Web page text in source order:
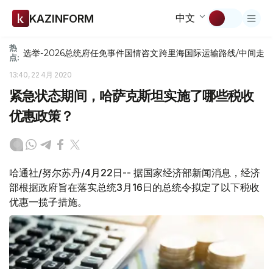
KAZINFORM 中文
热
点: 选举-2026总统府任免事件国情咨文跨里海国际运输路线/中间走廊
13:40, 22 4月 2020
紧急状态期间，哈萨克斯坦实施了哪些税收
优惠政策？
哈通社/努尔苏丹/4月22日-- 据国家经济部新闻消息，经济
部根据政府旨在落实总统3月16日的总统令拟定了以下税收
优惠一揽子措施。